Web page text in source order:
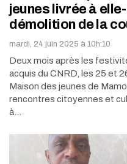
jeunes livrée à
démolition de la
mardi, 24 juin 2025 à 10h:10
Deux mois après les
acquis du CNRD, les 25 et
Maison des jeunes de
rencontres citoyennes et
à…